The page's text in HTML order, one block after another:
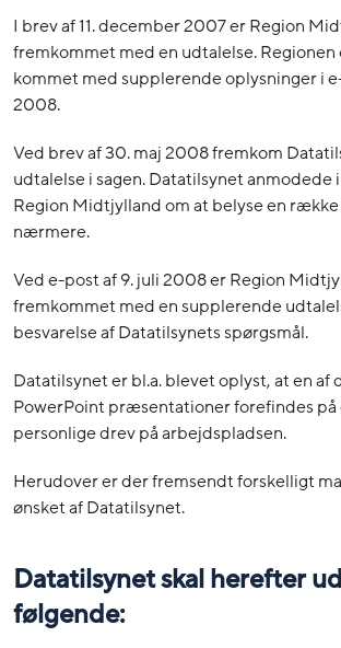
I brev af 11. december 2007 er Region
fremkommet med en udtalelse. Regionen
kommet med supplerende oplysninger i
2008.
Ved brev af 30. maj 2008 fremkom
udtalelse i sagen. Datatilsynet anmodede
Region Midtjylland om at belyse en
nærmere.
Ved e-post af 9. juli 2008 er Region
fremkommet med en supplerende
besvarelse af Datatilsynets spørgsmål.
Datatilsynet er bl.a. blevet oplyst, at en af
PowerPoint præsentationer forefindes
personlige drev på arbejdspladsen.
Herudover er der fremsendt forskelligt
ønsket af Datatilsynet.
Datatilsynet skal herefter
følgende: